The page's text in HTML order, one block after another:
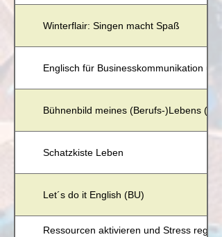
Winterflair: Singen macht Spaß
Englisch für Businesskommunikation
Bühnenbild meines (Berufs-)Lebens (BU)
Schatzkiste Leben
Let´s do it English (BU)
Ressourcen aktivieren und Stress